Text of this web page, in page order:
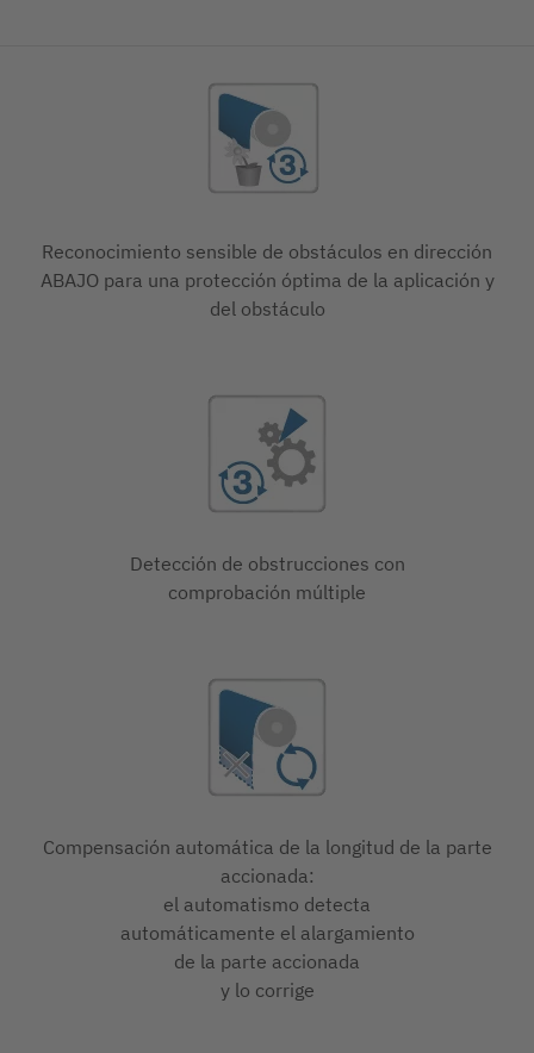
Reconocimiento sensible de obstáculos en dirección
ABAJO para una protección óptima de la aplicación y
del obstáculo
Detección de obstrucciones con
comprobación múltiple
Compensación automática de la longitud de la parte
accionada:
el automatismo detecta
automáticamente el alargamiento
de la parte accionada
y lo corrige